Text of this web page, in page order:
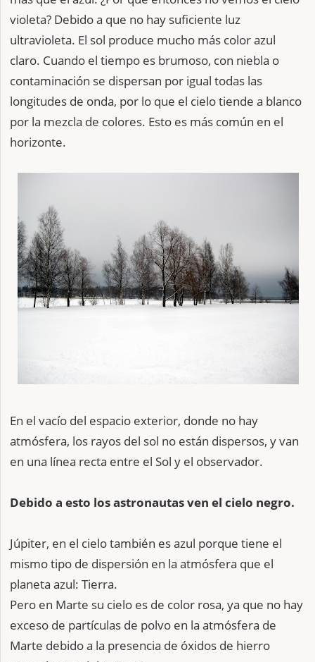
violeta? Debido a que no hay suficiente luz
ultravioleta. El sol produce mucho más color azul
claro. Cuando el tiempo es brumoso, con niebla o
contaminación se dispersan por igual todas las
longitudes de onda, por lo que el cielo tiende a blanco
por la mezcla de colores. Esto es más común en el
horizonte.
En el vacío del espacio exterior, donde no hay
atmósfera, los rayos del sol no están dispersos, y van
en una línea recta entre el Sol y el observador.
Debido a esto los astronautas ven el cielo negro.
Júpiter, en el cielo también es azul porque tiene el
mismo tipo de dispersión en la atmósfera que el
planeta azul: Tierra.
Pero en Marte su cielo es de color rosa, ya que no hay
exceso de partículas de polvo en la atmósfera de
Marte debido a la presencia de óxidos de hierro